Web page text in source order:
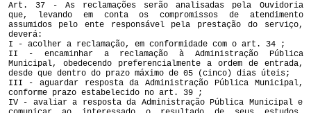
Art. 37 - As reclamações serão analisadas pela Ouvidoria
que, levando em conta os compromissos de atendimento
assumidos pelo ente responsável pela prestação do serviço,
deverá:
I - acolher a reclamação, em conformidade com o art. 34 ;
II - encaminhar a reclamação à Administração Pública
Municipal, obedecendo preferencialmente a ordem de entrada,
desde que dentro do prazo máximo de 05 (cinco) dias úteis;
III - aguardar resposta da Administração Pública Municipal,
conforme prazo estabelecido no art. 39 ;
IV - avaliar a resposta da Administração Pública Municipal e